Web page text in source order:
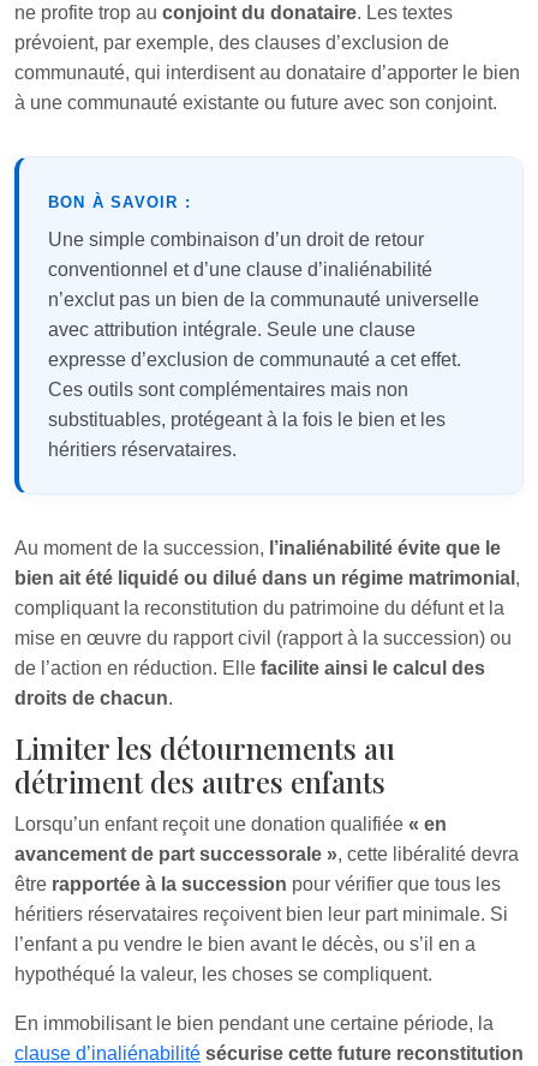
ne profite trop au conjoint du donataire. Les textes
prévoient, par exemple, des clauses d’exclusion de
communauté, qui interdisent au donataire d’apporter le bien
à une communauté existante ou future avec son conjoint.
BON À SAVOIR :
Une simple combinaison d’un droit de retour
conventionnel et d’une clause d’inaliénabilité
n’exclut pas un bien de la communauté universelle
avec attribution intégrale. Seule une clause
expresse d’exclusion de communauté a cet effet.
Ces outils sont complémentaires mais non
substituables, protégeant à la fois le bien et les
héritiers réservataires.
Au moment de la succession, l’inaliénabilité évite que le
bien ait été liquidé ou dilué dans un régime matrimonial ,
compliquant la reconstitution du patrimoine du défunt et la
mise en œuvre du rapport civil (rapport à la succession) ou
de l’action en réduction. Elle facilite ainsi le calcul des
droits de chacun.
Limiter les détournements au
détriment des autres enfants
Lorsqu’un enfant reçoit une donation qualifiée « en
avancement de part successorale », cette libéralité devra
être rapportée à la succession pour vérifier que tous les
héritiers réservataires reçoivent bien leur part minimale. Si
l’enfant a pu vendre le bien avant le décès, ou s’il en a
hypothéqué la valeur, les choses se compliquent.
En immobilisant le bien pendant une certaine période, la
clause d’inaliénabilité sécurise cette future reconstitution